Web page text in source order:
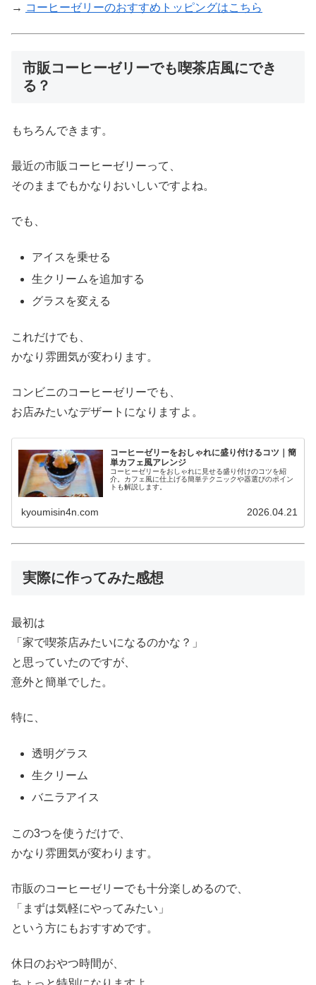
→ コーヒーゼリーのおすすめトッピングはこちら
市販コーヒーゼリーでも喫茶店風にでき
る？
もちろんできます。
最近の市販コーヒーゼリーって、
そのままでもかなりおいしいですよね。
でも、
アイスを乗せる
生クリームを追加する
グラスを変える
これだけでも、
かなり雰囲気が変わります。
コンビニのコーヒーゼリーでも、
お店みたいなデザートになりますよ。
コーヒーゼリーをおしゃれに盛り付けるコツ｜簡
単カフェ風アレンジ
コーヒーゼリーをおしゃれに見せる盛り付けのコツを紹
介。カフェ風に仕上げる簡単テクニックや器選びのポイン
トも解説します。
kyoumisin4n.com 2026.04.21
実際に作ってみた感想
最初は
「家で喫茶店みたいになるのかな？」
と思っていたのですが、
意外と簡単でした。
特に、
透明グラス
生クリーム
バニラアイス
この3つを使うだけで、
かなり雰囲気が変わります。
市販のコーヒーゼリーでも十分楽しめるので、
「まずは気軽にやってみたい」
という方にもおすすめです。
休日のおやつ時間が、